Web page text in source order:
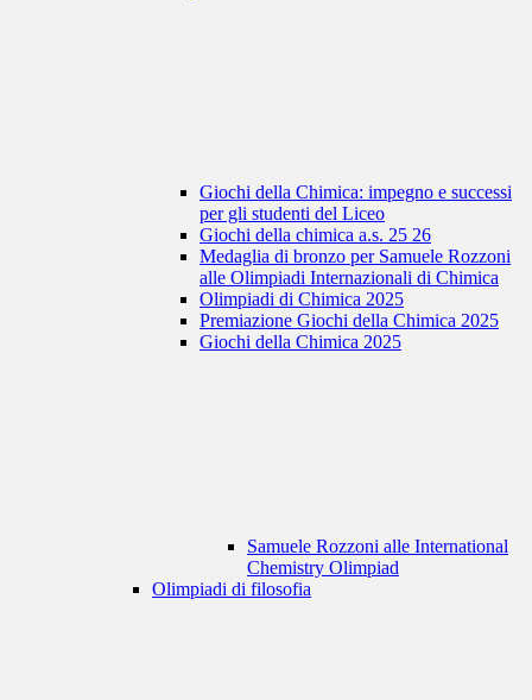
Giochi della Chimica: impegno e successi
per gli studenti del Liceo
Giochi della chimica a.s. 25 26
Medaglia di bronzo per Samuele Rozzoni
alle Olimpiadi Internazionali di Chimica
Olimpiadi di Chimica 2025
Premiazione Giochi della Chimica 2025
Giochi della Chimica 2025
Samuele Rozzoni alle International
Chemistry Olimpiad
Olimpiadi di filosofia